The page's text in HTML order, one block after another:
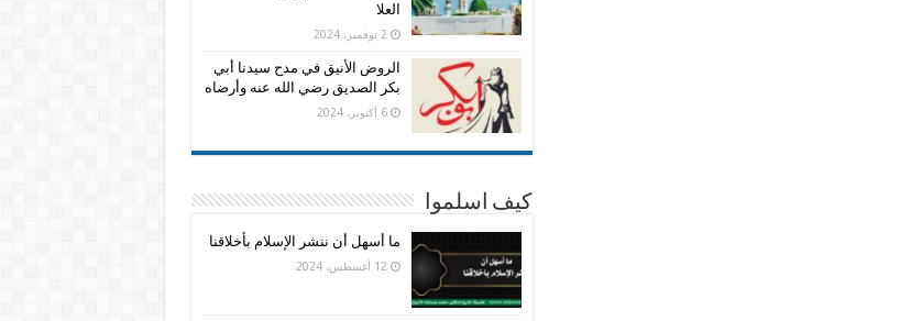
العلا
2 نوفمبر، 2024
الروض الأنيق في مدح سيدنا أبي
بكر الصديق رضي الله عنه وأرضاه
6 أكتوبر، 2024
كيف اسلموا
ما أسهل أن ننشر الإسلام بأخلاقنا
12 أغسطس، 2024